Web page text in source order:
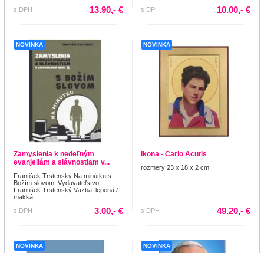
s DPH 13.90,- €
s DPH
10.00,- €
NOVINKA
Zamyslenia k nedeľným
evanjeliám a slávnostiam v...
František Trstenský Na minútku s
Božím slovom. Vydavateľstvo:
František Trstenský Väzba: lepená /
mäkká...
s DPH
3.00,- €
NOVINKA
Ikona - Carlo Acutis
rozmery 23 x 18 x 2 cm
s DPH 49.20,- €
NOVINKA NOVINKA